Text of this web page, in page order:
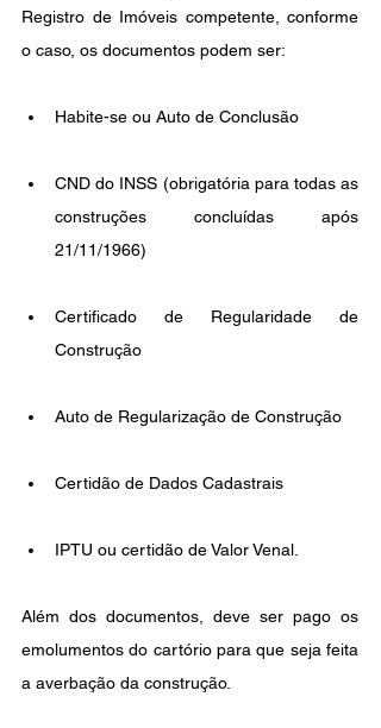
Registro de Imóveis competente, conforme
o caso, os documentos podem ser:
Habite-se ou Auto de Conclusão
CND do INSS (obrigatória para todas as
construções concluídas após
21/11/1966)
Certificado de Regularidade de
Construção
Auto de Regularização de Construção
Certidão de Dados Cadastrais
IPTU ou certidão de Valor Venal.
Além dos documentos, deve ser pago os
emolumentos do cartório para que seja feita
a averbação da construção.